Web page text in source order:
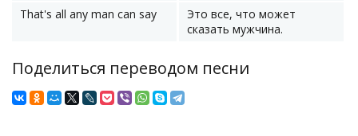
That's all any man can say
Это все, что может
сказать мужчина.
Поделиться переводом песни